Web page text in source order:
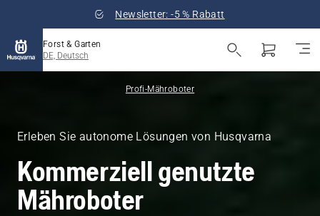
Newsletter: -5 % Rabatt
Forst & Garten
DE, Deutsch
Profi-Mähroboter
Erleben Sie autonome Lösungen von Husqvarna
Kommerziell genutzte
Mähroboter